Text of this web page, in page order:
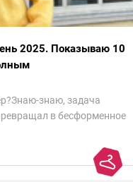
2025. Показываю 10
знаю, задача
в бесформенное